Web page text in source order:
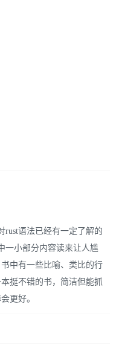
rust语法已经有一定了解的
一小部分内容读来让人尴
中有一些比喻、类比的行
挺不错的书，简洁但能抓
更好。